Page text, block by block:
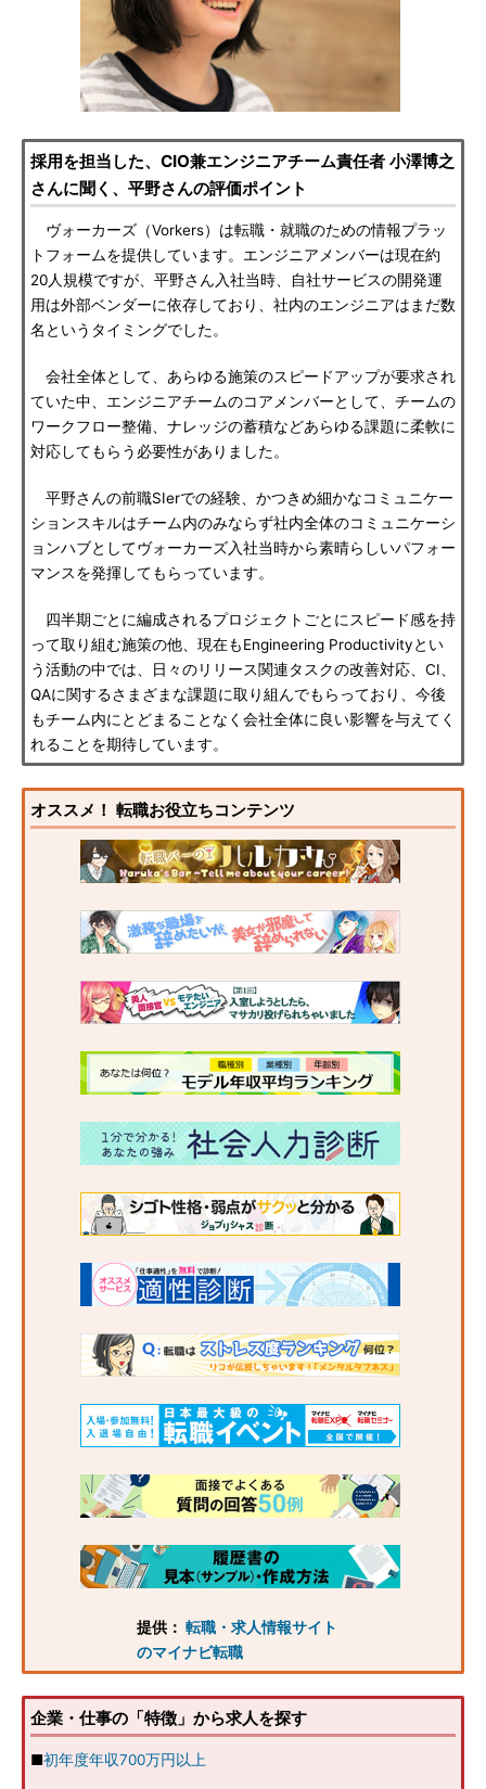
採用を担当した、CIO兼エンジニアチーム責任者 小澤博之
さんに聞く、平野さんの評価ポイント
ヴォーカーズ（Vorkers）は転職・就職のための情報プラッ
トフォームを提供しています。エンジニアメンバーは現在約
20人規模ですが、平野さん入社当時、自社サービスの開発運
用は外部ベンダーに依存しており、社内のエンジニアはまだ数
名というタイミングでした。
会社全体として、あらゆる施策のスピードアップが要求され
ていた中、エンジニアチームのコアメンバーとして、チームの
ワークフロー整備、ナレッジの蓄積などあらゆる課題に柔軟に
対応してもらう必要性がありました。
平野さんの前職SIerでの経験、かつきめ細かなコミュニケー
ションスキルはチーム内のみならず社内全体のコミュニケーシ
ョンハブとしてヴォーカーズ入社当時から素晴らしいパフォー
マンスを発揮してもらっています。
四半期ごとに編成されるプロジェクトごとにスピード感を持
って取り組む施策の他、現在もEngineering Productivityとい
う活動の中では、日々のリリース関連タスクの改善対応、CI、
QAに関するさまざまな課題に取り組んでもらっており、今後
もチーム内にとどまることなく会社全体に良い影響を与えてく
れることを期待しています。
オススメ！ 転職お役立ちコンテンツ
提供： 転職・求人情報サイト
のマイナビ転職
企業・仕事の「特徴」から求人を探す
■初年度年収700万円以上